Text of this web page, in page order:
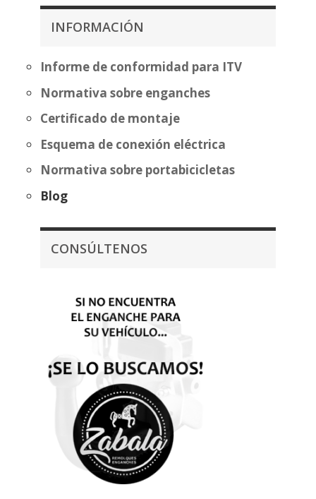
INFORMACIÓN
Informe de conformidad para ITV
Normativa sobre enganches
Certificado de montaje
Esquema de conexión eléctrica
Normativa sobre portabicicletas
Blog
CONSÚLTENOS